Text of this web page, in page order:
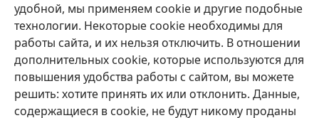
удобной, мы применяем cookie и другие подобные
технологии. Некоторые cookie необходимы для
работы сайта, и их нельзя отключить. В отношении
дополнительных cookie, которые используются для
повышения удобства работы с сайтом, вы можете
решить: хотите принять их или отклонить. Данные,
содержащиеся в cookie, не будут никому проданы